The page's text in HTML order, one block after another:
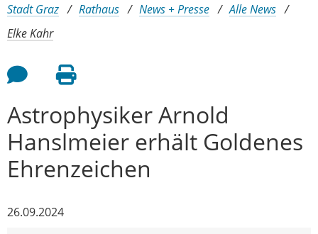
Sie sind hier:
Stadt Graz Rathaus News + Presse
Alle News
Elke Kahr
Feedback an Autor
Seite drucken
Astrophysiker Arnold
Hanslmeier erhält Goldenes
Ehrenzeichen
26.09.2024